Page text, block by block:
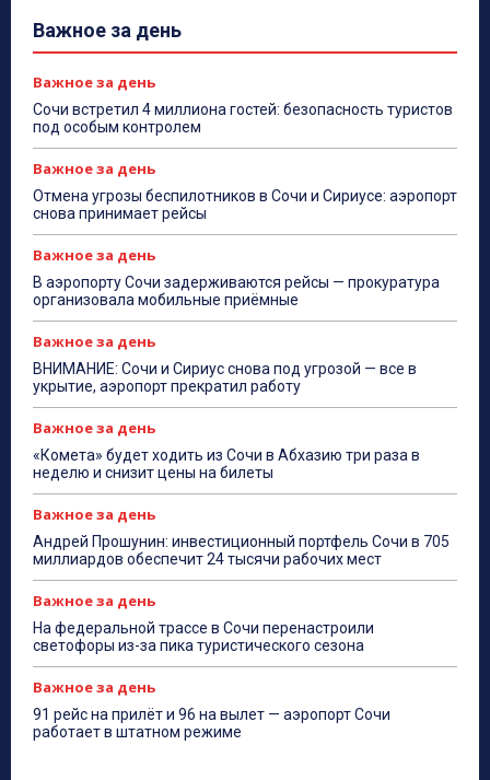
Важное за день
Важное за день
Сочи встретил 4 миллиона гостей: безопасность туристов
под особым контролем
Важное за день
Отмена угрозы беспилотников в Сочи и Сириусе: аэропорт
снова принимает рейсы
Важное за день
В аэропорту Сочи задерживаются рейсы — прокуратура
организовала мобильные приёмные
Важное за день
ВНИМАНИЕ: Сочи и Сириус снова под угрозой — все в
укрытие, аэропорт прекратил работу
Важное за день
«Комета» будет ходить из Сочи в Абхазию три раза в
неделю и снизит цены на билеты
Важное за день
Андрей Прошунин: инвестиционный портфель Сочи в 705
миллиардов обеспечит 24 тысячи рабочих мест
Важное за день
На федеральной трассе в Сочи перенастроили
светофоры из-за пика туристического сезона
Важное за день
91 рейс на прилёт и 96 на вылет — аэропорт Сочи
работает в штатном режиме